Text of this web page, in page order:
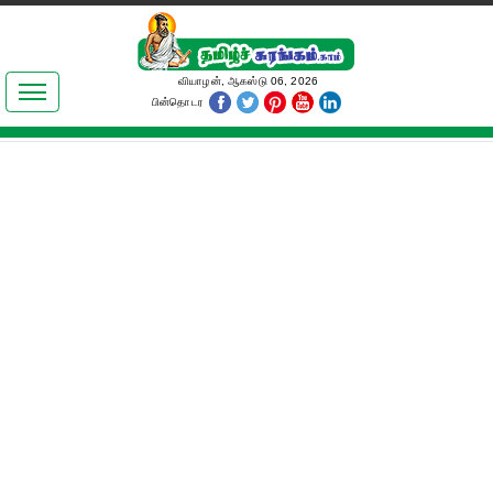
இலக்கியங்கள்
தமிழ் உலகம்
வியாழன், ஆகஸ்டு 06, 2026
பின்தொடர